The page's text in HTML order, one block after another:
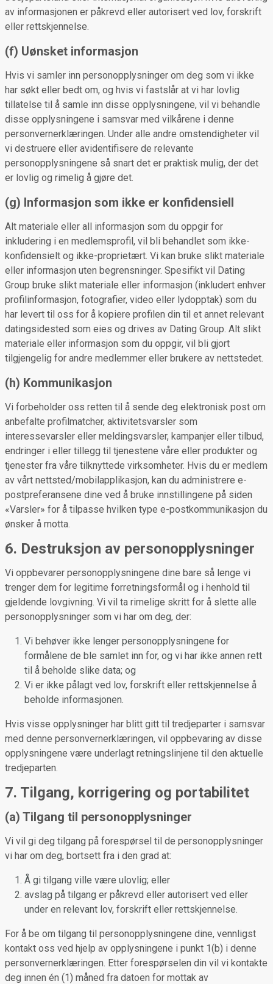
av informasjonen er påkrevd eller autorisert ved lov, forskrift
eller rettskjennelse.
(f) Uønsket informasjon
Hvis vi samler inn personopplysninger om deg som vi ikke
har søkt eller bedt om, og hvis vi fastslår at vi har lovlig
tillatelse til å samle inn disse opplysningene, vil vi behandle
disse opplysningene i samsvar med vilkårene i denne
personvernerklæringen. Under alle andre omstendigheter vil
vi destruere eller avidentifisere de relevante
personopplysningene så snart det er praktisk mulig, der det
er lovlig og rimelig å gjøre det.
(g) Informasjon som ikke er konfidensiell
Alt materiale eller all informasjon som du oppgir for
inkludering i en medlemsprofil, vil bli behandlet som ikke-
konfidensielt og ikke-proprietært. Vi kan bruke slikt materiale
eller informasjon uten begrensninger. Spesifikt vil Dating
Group bruke slikt materiale eller informasjon (inkludert enhver
profilinformasjon, fotografier, video eller lydopptak) som du
har levert til oss for å kopiere profilen din til et annet relevant
datingsidested som eies og drives av Dating Group. Alt slikt
materiale eller informasjon som du oppgir, vil bli gjort
tilgjengelig for andre medlemmer eller brukere av nettstedet.
(h) Kommunikasjon
Vi forbeholder oss retten til å sende deg elektronisk post om
anbefalte profilmatcher, aktivitetsvarsler som
interessevarsler eller meldingsvarsler, kampanjer eller tilbud,
endringer i eller tillegg til tjenestene våre eller produkter og
tjenester fra våre tilknyttede virksomheter. Hvis du er medlem
av vårt nettsted/mobilapplikasjon, kan du administrere e-
postpreferansene dine ved å bruke innstillingene på siden
«Varsler» for å tilpasse hvilken type e-postkommunikasjon du
ønsker å motta.
6. Destruksjon av personopplysninger
Vi oppbevarer personopplysningene dine bare så lenge vi
trenger dem for legitime forretningsformål og i henhold til
gjeldende lovgivning. Vi vil ta rimelige skritt for å slette alle
personopplysninger som vi har om deg, der:
Vi behøver ikke lenger personopplysningene for
formålene de ble samlet inn for, og vi har ikke annen rett
til å beholde slike data; og
Vi er ikke pålagt ved lov, forskrift eller rettskjennelse å
beholde informasjonen.
Hvis visse opplysninger har blitt gitt til tredjeparter i samsvar
med denne personvernerklæringen, vil oppbevaring av disse
opplysningene være underlagt retningslinjene til den aktuelle
tredjeparten.
7. Tilgang, korrigering og portabilitet
(a) Tilgang til personopplysninger
Vi vil gi deg tilgang på forespørsel til de personopplysninger
vi har om deg, bortsett fra i den grad at:
Å gi tilgang ville være ulovlig; eller
avslag på tilgang er påkrevd eller autorisert ved eller
under en relevant lov, forskrift eller rettskjennelse.
For å be om tilgang til personopplysningene dine, vennligst
kontakt oss ved hjelp av opplysningene i punkt 1(b) i denne
personvernerklæringen. Etter forespørselen din vil vi kontakte
deg innen én (1) måned fra datoen for mottak av